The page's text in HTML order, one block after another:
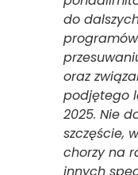
do
programów
oraz
podjętego
2025. Nie
szczęście,
chorzy na
innych